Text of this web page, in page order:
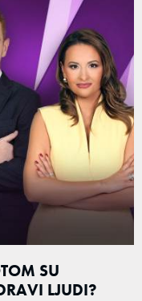
SU
LJUDI?